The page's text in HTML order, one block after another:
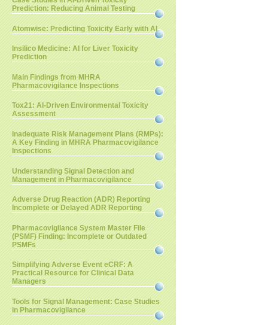
Prediction: Reducing Animal Testing
Atomwise: Predicting Toxicity Early with AI
Insilico Medicine: AI for Liver Toxicity
Prediction
Main Findings from MHRA
Pharmacovigilance Inspections
Tox21: AI-Driven Environmental Toxicity
Assessment
Inadequate Risk Management Plans (RMPs):
A Key Finding in MHRA Pharmacovigilance
Inspections
Understanding Signal Detection and
Management in Pharmacovigilance
Adverse Drug Reaction (ADR) Reporting
Incomplete or Delayed ADR Reporting
Pharmacovigilance System Master File
(PSMF) Finding: Incomplete or Outdated
PSMFs
Simplifying Adverse Event eCRF: A
Practical Resource for Clinical Data
Managers
Tools for Signal Management: Case Studies
in Pharmacovigilance